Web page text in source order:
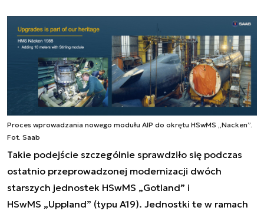
Proces wprowadzania nowego modułu AIP do okrętu HSwMS „Nacken”.
Fot. Saab
Takie podejście szczególnie sprawdziło się podczas
ostatnio przeprowadzonej modernizacji dwóch
starszych jednostek HSwMS „Gotland” i
HSwMS „Uppland” (typu A19). Jednostki te w ramach